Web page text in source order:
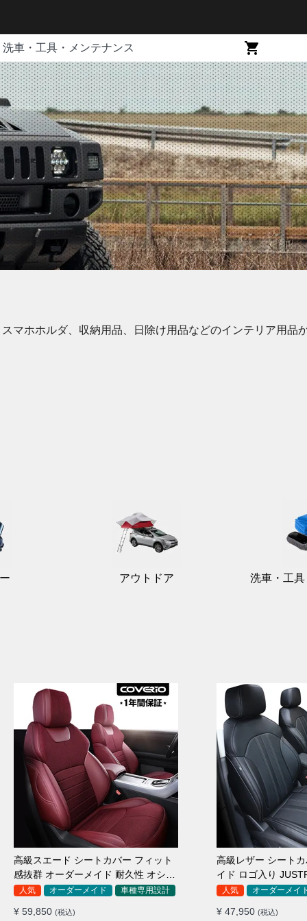
洗車・工具・メンテナンス
マホホルダ、収納用品、日除け用品などのインテリア用品
アウトドア 洗車・工
高級スエード シートカバー フィット
感抜群 オーダーメイド 耐久性 オシャ
レ 全席セット
人気 オーダーメイド 車種専用設計
¥ 59,850 (税込)
高級レザー シート
イド ロゴ入り
全席セット
人気 オーダーメイ
¥ 47,950 (税込)